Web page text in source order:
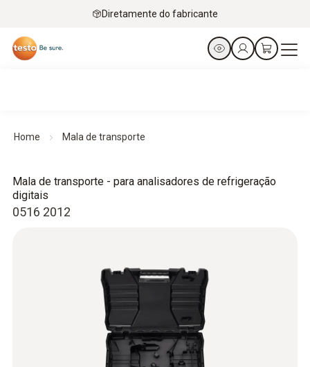
Diretamente do fabricante
Home Mala de transporte
0516 2012
Mala de transporte - para analisadores de refrigeração
digitais